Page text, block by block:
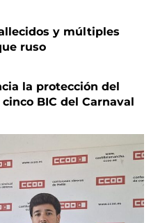
y múltiples
ruso
la protección del
BIC del Carnaval